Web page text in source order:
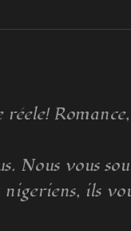
Nous vous
ils